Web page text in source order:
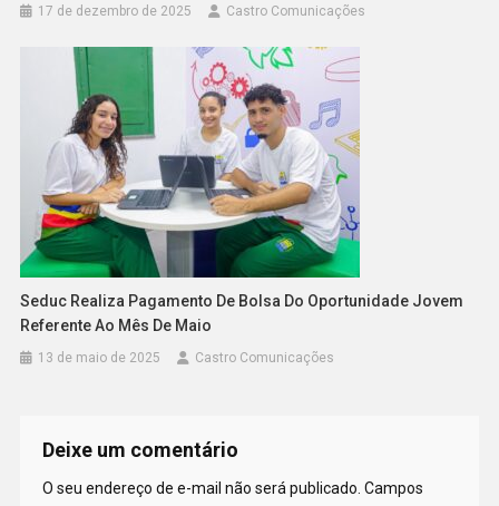
17 de dezembro de 2025 Castro Comunicações
Seduc Realiza Pagamento De Bolsa Do Oportunidade Jovem
Referente Ao Mês De Maio
13 de maio de 2025 Castro Comunicações
Deixe um comentário
O seu endereço de e-mail não será publicado. Campos